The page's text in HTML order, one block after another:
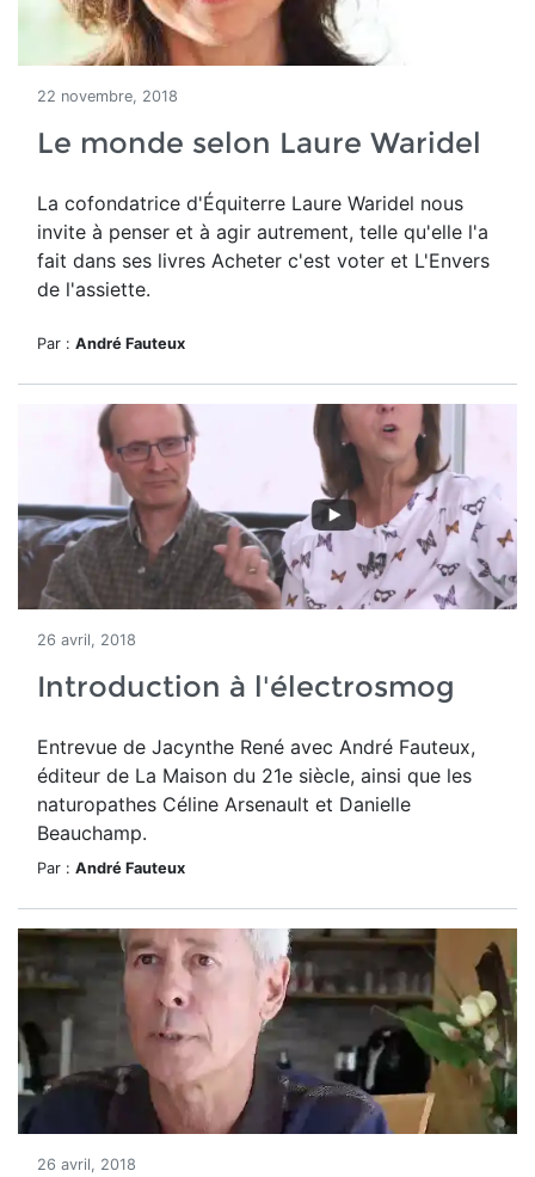
22 novembre, 2018
Le monde selon Laure Waridel
La cofondatrice d'Équiterre Laure Waridel nous
invite à penser et à agir autrement, telle qu'elle l'a
fait dans ses livres Acheter c'est voter et L'Envers
de l'assiette.
Par : André Fauteux
26 avril, 2018
Introduction à l'électrosmog
Entrevue de Jacynthe René avec André Fauteux,
éditeur de La Maison du 21e siècle, ainsi que les
naturopathes Céline Arsenault et Danielle
Beauchamp.
Par : André Fauteux
26 avril, 2018